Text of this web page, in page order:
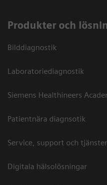
Produkter och
Bilddiagnostik
Laboratoriediagnostik
Siemens Healthineers
Patientnära diagnsotik
Service, support och tjänster
Digitala hälsolösningar